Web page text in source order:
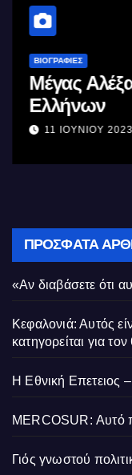
ΒΙΟΓΡΑΦΊΕΣ
Μέγας
Ελλήνων
11 ΙΟΥΝΊΟΥ 2023
ΠΡΌΣΦΑΤΑ
«Αν διαβάσετε ότι
Κεφαλονιά: Αυτός
κατηγορείται για
Η Εθνική Επετειος
MERCOSUR: Αυτό
Γιός γνωστού